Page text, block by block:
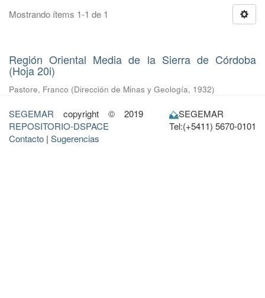
Mostrando ítems 1-1 de 1
Región Oriental Media de la Sierra de Córdoba
(Hoja 20i)
Pastore, Franco (Dirección de Minas y Geología, 1932)
SEGEMAR copyright © 2019
REPOSITORIO-DSPACE
Contacto | Sugerencias
SEGEMAR
Tel:(+5411) 5670-0101